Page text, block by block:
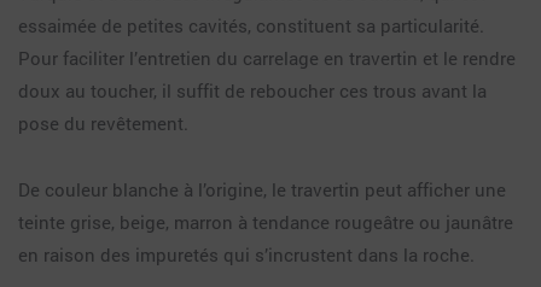
essaimée de petites cavités, constituent sa particularité.
Pour faciliter l’entretien du carrelage en travertin et le rendre
doux au toucher, il suffit de reboucher ces trous avant la
pose du revêtement.
De couleur blanche à l’origine, le travertin peut afficher une
teinte grise, beige, marron à tendance rougeâtre ou jaunâtre
en raison des impuretés qui s’incrustent dans la roche.